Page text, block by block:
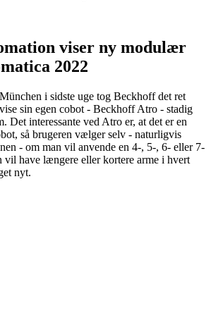
viser ny modulær
2022
i sidste uge tog Beckhoff det ret
sin egen cobot - Beckhoff Atro - stadig
Det interessante ved Atro er, at det er en
så brugeren vælger selv - naturligvis
- om man vil anvende en 4-, 5-, 6- eller 7-
vil have længere eller kortere arme i hvert
nyt.